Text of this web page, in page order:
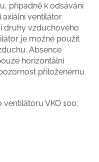
případně k odsávání
ventilátor
druhy vzduchového
je možné použít
Absence
horizontální
přiloženému
VKO 100: